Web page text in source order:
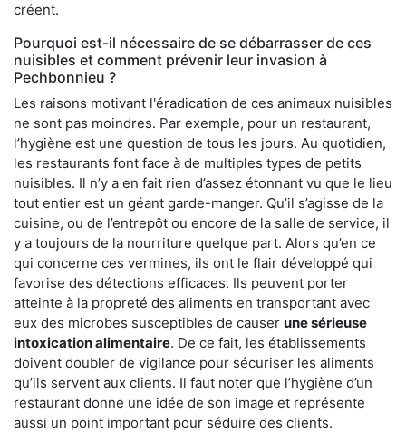
créent.
Pourquoi est-il nécessaire de se débarrasser de ces
nuisibles et comment prévenir leur invasion à
Pechbonnieu ?
Les raisons motivant l'éradication de ces animaux nuisibles
ne sont pas moindres. Par exemple, pour un restaurant,
l’hygiène est une question de tous les jours. Au quotidien,
les restaurants font face à de multiples types de petits
nuisibles. Il n’y a en fait rien d’assez étonnant vu que le lieu
tout entier est un géant garde-manger. Qu’il s’agisse de la
cuisine, ou de l’entrepôt ou encore de la salle de service, il
y a toujours de la nourriture quelque part. Alors qu’en ce
qui concerne ces vermines, ils ont le flair développé qui
favorise des détections efficaces. Ils peuvent porter
atteinte à la propreté des aliments en transportant avec
eux des microbes susceptibles de causer une sérieuse
intoxication alimentaire. De ce fait, les établissements
doivent doubler de vigilance pour sécuriser les aliments
qu’ils servent aux clients. Il faut noter que l’hygiène d’un
restaurant donne une idée de son image et représente
aussi un point important pour séduire des clients.